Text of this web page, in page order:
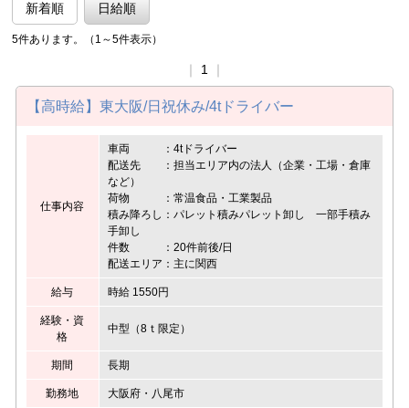
新着順 日給順
5件あります。（1～5件表示）
1
【高時給】東大阪/日祝休み/4tドライバー
仕事内容
車両 ：4tドライバー
配送先 ：担当エリア内の法人（企業・工場・倉庫
など）
荷物 ：常温食品・工業製品
積み降ろし：パレット積みパレット卸し 一部手積み
手卸し
件数 ：20件前後/日
配送エリア：主に関西
給与 時給 1550円
経験・資
格
中型（8ｔ限定）
期間 長期
勤務地 大阪府・八尾市